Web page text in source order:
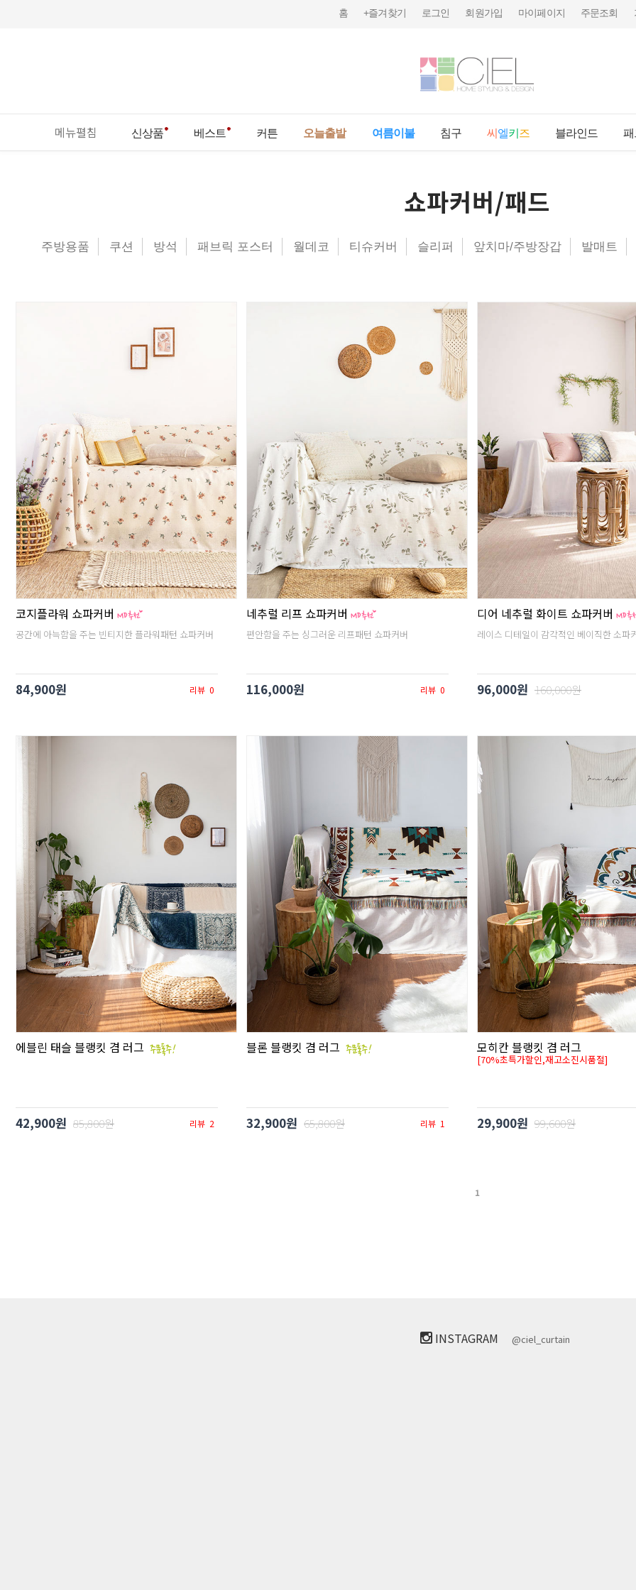
홈 +즐겨찾기 로그인 회원가입 마이페이지 주문조회
메뉴펼침 신상품 베스트 커튼 오늘출발 여름이불 침구 씨 엘키 즈 블라인드 패
쇼파커버/패드
주방용품 쿠션 방석 패브릭 포스터 월데코 티슈커버 슬리퍼 앞치마/주방장갑 발매트
코지플라워 쇼파커버
공간에 아늑함을 주는 빈티지한 플라워패턴 쇼파커버
84,900원 리뷰 0
네추럴 리프 쇼파커버
편안함을 주는 싱그러운 리프패턴 쇼파커버
116,000원 리뷰 0
디어 네추럴 화이트 쇼파커버
레이스 디테일이 감각적인 베이직한 소파
96,000원 160,000원
에블린 태슬 블랭킷 겸 러그
42,900원 85,800원 리뷰 2
블론 블랭킷 겸 러그
32,900원 65,800원 리뷰 1
모히칸 블랭킷 겸 러그
[70%초특가할인,재고소진시품절]
29,900원 99,600원
1
INSTAGRAM @ciel_curtain